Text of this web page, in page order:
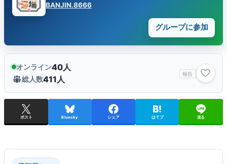
BANJIN.8666
グループに参加
オンライン40人
総人数411人
報告 ♡
ポスト Bluesky シェア はてブ 送る